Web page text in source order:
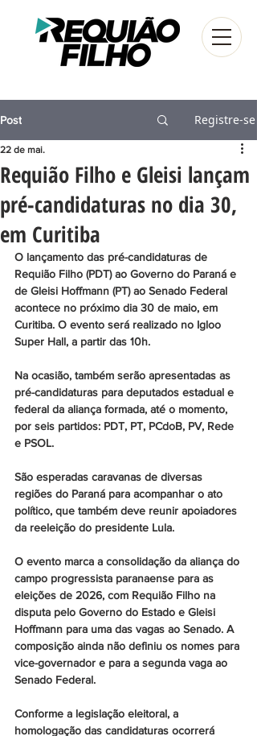
Post Registre-se
Requião Filho e Gleisi lançam
pré-candidaturas no dia 30,
em Curitiba
22 de mai.
O lançamento das pré-candidaturas de
Requião Filho (PDT) ao Governo do Paraná e
de Gleisi Hoffmann (PT) ao Senado Federal
acontece no próximo dia 30 de maio, em
Curitiba. O evento será realizado no Igloo
Super Hall, a partir das 10h.
Na ocasião, também serão apresentadas as
pré-candidaturas para deputados estadual e
federal da aliança formada, até o momento,
por seis partidos: PDT, PT, PCdoB, PV, Rede
e PSOL.
São esperadas caravanas de diversas
regiões do Paraná para acompanhar o ato
político, que também deve reunir apoiadores
da reeleição do presidente Lula.
O evento marca a consolidação da aliança do
campo progressista paranaense para as
eleições de 2026, com Requião Filho na
disputa pelo Governo do Estado e Gleisi
Hoffmann para uma das vagas ao Senado. A
composição ainda não definiu os nomes para
vice-governador e para a segunda vaga ao
Senado Federal.
Conforme a legislação eleitoral, a
homologação das candidaturas ocorrerá